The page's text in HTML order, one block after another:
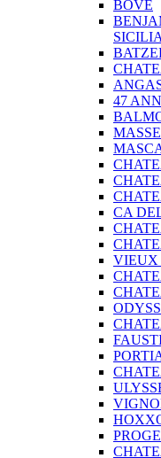
BOVE
SICILIA
47
CA
VIEUX